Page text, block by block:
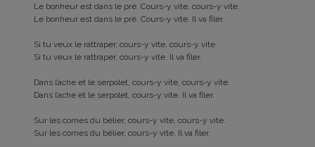
Le bonheur est dans le pré. Cours-y vite, cours-y vite.
Le bonheur est dans le pré. Cours-y vite. Il va filer.
Si tu veux le rattraper, cours-y vite, cours-y vite.
Si tu veux le rattraper, cours-y vite. Il va filer.
Dans l’ache et le serpolet, cours-y vite, cours-y vite.
Dans l’ache et le serpolet, cours-y vite. Il va filer.
Sur les cornes du bélier, cours-y vite, cours-y vite.
Sur les cornes du bélier, cours-y vite. Il va filer.